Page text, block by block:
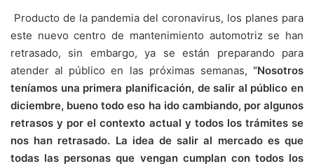
Producto de la pandemia del coronavirus, los planes para
este nuevo centro de mantenimiento automotriz se han
retrasado, sin embargo, ya se están preparando para
atender al público en las próximas semanas, “Nosotros
teníamos una primera planificación, de salir al público en
diciembre, bueno todo eso ha ido cambiando, por algunos
retrasos y por el contexto actual y todos los trámites se
nos han retrasado. La idea de salir al mercado es que
todas las personas que vengan cumplan con todos los